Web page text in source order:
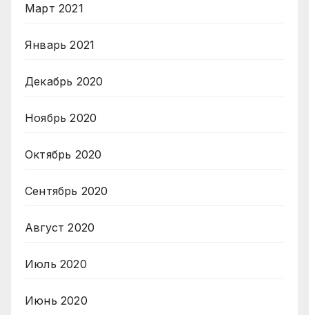
Март 2021
Январь 2021
Декабрь 2020
Ноябрь 2020
Октябрь 2020
Сентябрь 2020
Август 2020
Июль 2020
Июнь 2020